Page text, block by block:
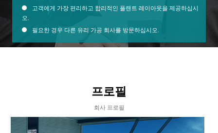
고객에게 가장 편리하고 합리적인 플랜트 레이아웃을 제공하십시
오.
필요한 경우 다른 유리 가공 회사를 방문하십시오.
프로필
회사 프로필